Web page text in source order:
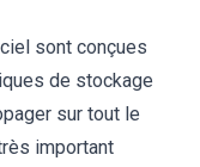
sont conçues
de stockage
sur tout le
important